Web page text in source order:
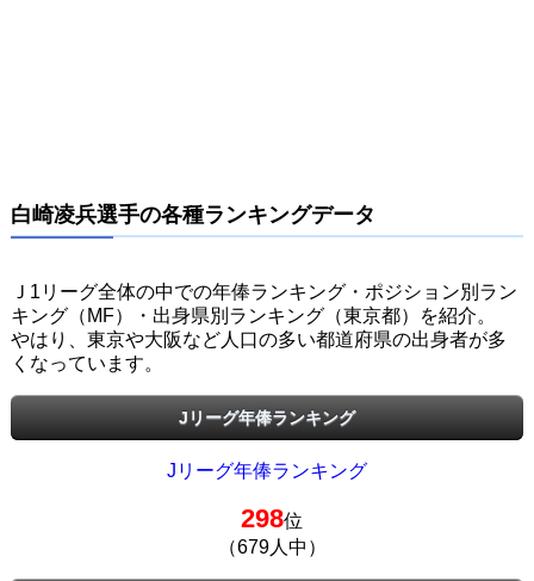
白崎凌兵選手の各種ランキングデータ
Ｊ1リーグ全体の中での年俸ランキング・ポジション別ラン
キング（MF）・出身県別ランキング（東京都）を紹介。
やはり、東京や大阪など人口の多い都道府県の出身者が多
くなっています。
Jリーグ年俸ランキング
Jリーグ年俸ランキング
298位
（679人中）